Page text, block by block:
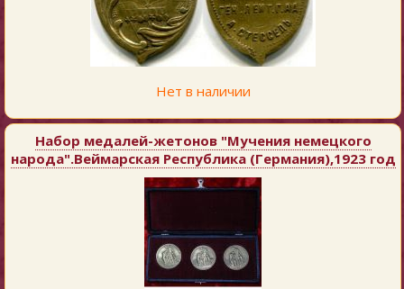
Нет в наличии
Набор медалей-жетонов "Мучения немецкого
народа".Веймарская Республика (Германия),1923 год